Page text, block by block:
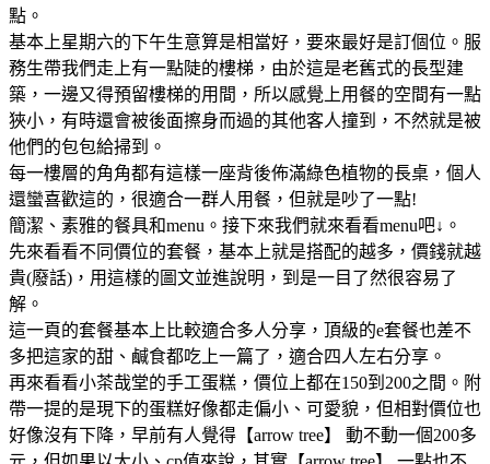
點。
基本上星期六的下午生意算是相當好，要來最好是訂個位。服
務生帶我們走上有一點陡的樓梯，由於這是老舊式的長型建
築，一邊又得預留樓梯的用間，所以感覺上用餐的空間有一點
狹小，有時還會被後面擦身而過的其他客人撞到，不然就是被
他們的包包給掃到。
每一樓層的角角都有這樣一座背後佈滿綠色植物的長桌，個人
還蠻喜歡這的，很適合一群人用餐，但就是吵了一點!
簡潔、素雅的餐具和menu。接下來我們就來看看menu吧↓。
先來看看不同價位的套餐，基本上就是搭配的越多，價錢就越
貴(廢話)，用這樣的圖文並進說明，到是一目了然很容易了
解。
這一頁的套餐基本上比較適合多人分享，頂級的e套餐也差不
多把這家的甜、鹹食都吃上一篇了，適合四人左右分享。
再來看看小茶哉堂的手工蛋糕，價位上都在150到200之間。附
帶一提的是現下的蛋糕好像都走偏小、可愛貌，但相對價位也
好像沒有下降，早前有人覺得【arrow tree】 動不動一個200多